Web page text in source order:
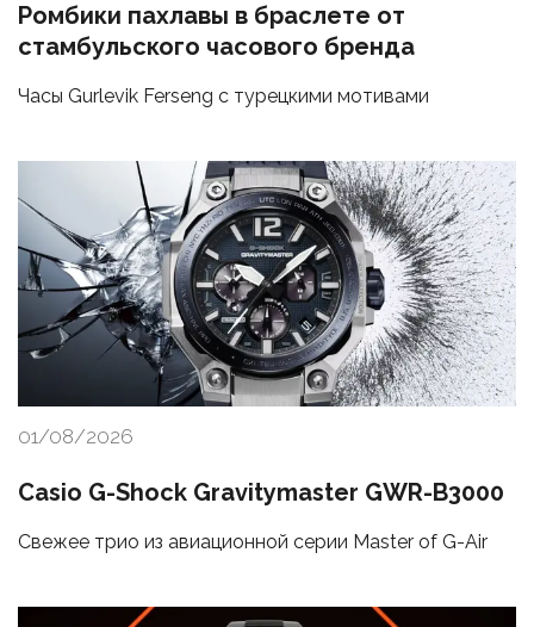
Ромбики пахлавы в браслете от
стамбульского часового бренда
Часы Gurlevik Ferseng с турецкими мотивами
01/08/2026
Casio G-Shock Gravitymaster GWR-B3000
Свежее трио из авиационной серии Master of G-Air